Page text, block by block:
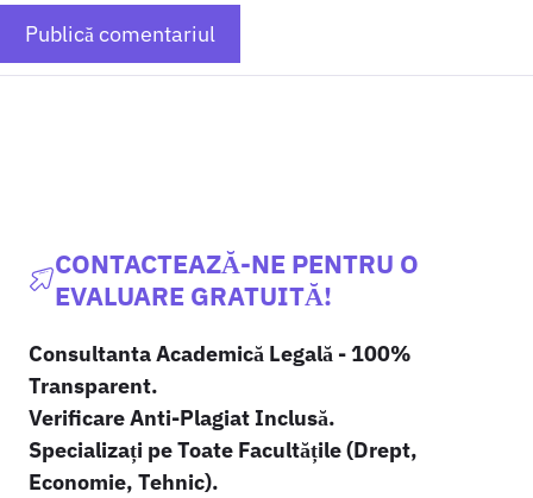
CONTACTEAZĂ-NE PENTRU O
EVALUARE GRATUITĂ!
Consultanta Academică Legală - 100%
Transparent.
Verificare Anti-Plagiat Inclusă.
Specializați pe Toate Facultățile (Drept,
Economie, Tehnic).